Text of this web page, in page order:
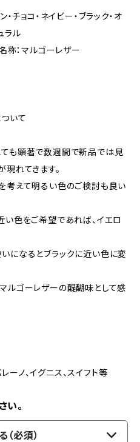
・チョコ・ネイビー・ブラック・オ
ラル
称：マルゴーレザー
いて
も顕著で数週間で新品では見
れてきます。
考えて明るい色のご検討も良い
い色をご希望であれば、イエロ
になるとブラックに近い色に変
ルゴーレザーの醍醐味として感
ーノ、イグニス、スイフト等
い。
（必須）